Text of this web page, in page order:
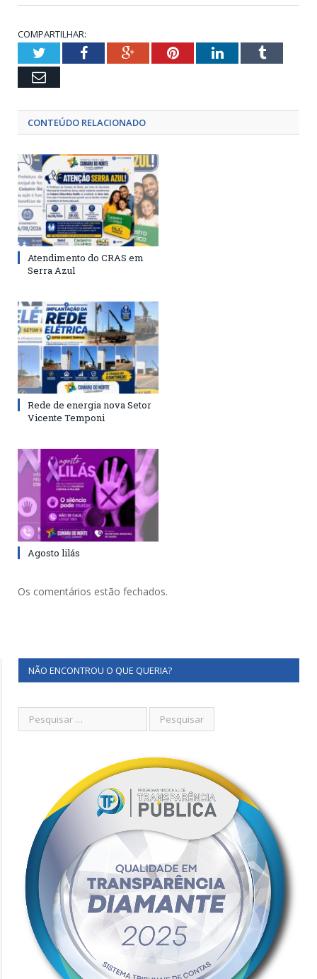
COMPARTILHAR:
TwitterFacebookGoogle+PinterestLinkedInTumblr
Email
CONTEÚDO RELACIONADO
Atendimento do CRAS em
Serra Azul
Rede de energia nova Setor
Vicente Temponi
Agosto lilás
Os comentários estão fechados.
NÃO ENCONTROU O QUE QUERIA?